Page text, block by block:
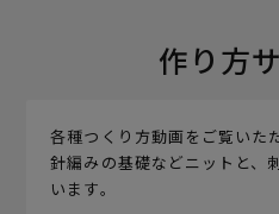
作り方
各種つくり方動画をご覧いた
針編みの基礎などニットと、
います。